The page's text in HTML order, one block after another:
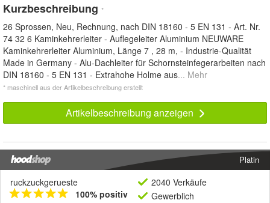
Kurzbeschreibung *
26 Sprossen, Neu, Rechnung, nach DIN 18160 - 5 EN 131 - Art. Nr.
74 32 6 Kaminkehrerleiter - Auflegeleiter Aluminium NEUWARE
Kaminkehrerleiter Aluminium, Länge 7 , 28 m, - Industrie-Qualität
Made in Germany - Alu-Dachleiter für Schornsteinfegerarbeiten nach
DIN 18160 - 5 EN 131 - Extrahohe Holme aus... Mehr
* maschinell aus der Artikelbeschreibung erstellt
Artikelbeschreibung anzeigen
Platin
ruckzuckgerueste
100% positiv
2040 Verkäufe
Gewerblich